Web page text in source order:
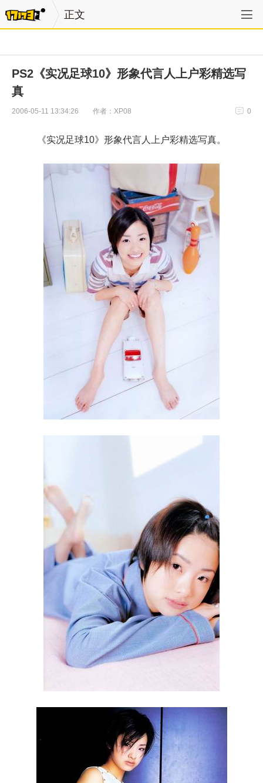
正文
PS2《实况足球10》形象代言人上户彩精选写
真
2006-05-11 13:34:26 作者：XP08 0
《实况足球10》形象代言人上户彩精选写真。